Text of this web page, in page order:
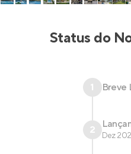
Status do
1 Breve
2 Dez